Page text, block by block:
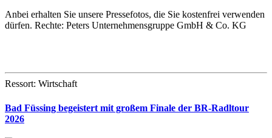
Anbei erhalten Sie unsere Pressefotos, die Sie kostenfrei verwenden
dürfen. Rechte: Peters Unternehmensgruppe GmbH & Co. KG
Ressort: Wirtschaft
Bad Füssing begeistert mit großem Finale der BR-Radltour
2026